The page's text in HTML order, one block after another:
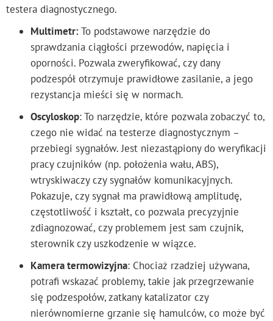
testera diagnostycznego.
Multimetr:To podstawowe narzędzie do
sprawdzania ciągłości przewodów, napięcia i
oporności. Pozwala zweryfikować, czy dany
podzespół otrzymuje prawidłowe zasilanie, a jego
rezystancja mieści się w normach.
Oscyloskop: To narzędzie, które pozwala zobaczyć to,
czego nie widać na testerze diagnostycznym –
przebiegi sygnałów. Jest niezastąpiony do weryfikacji
pracy czujników (np. położenia wału, ABS),
wtryskiwaczy czy sygnałów komunikacyjnych.
Pokazuje, czy sygnał ma prawidłową amplitudę,
częstotliwość i kształt, co pozwala precyzyjnie
zdiagnozować, czy problemem jest sam czujnik,
sterownik czy uszkodzenie w wiązce.
Kamera termowizyjna: Chociaż rzadziej używana,
potrafi wskazać problemy, takie jak przegrzewanie
się podzespołów, zatkany katalizator czy
nierównomierne grzanie się hamulców, co może być